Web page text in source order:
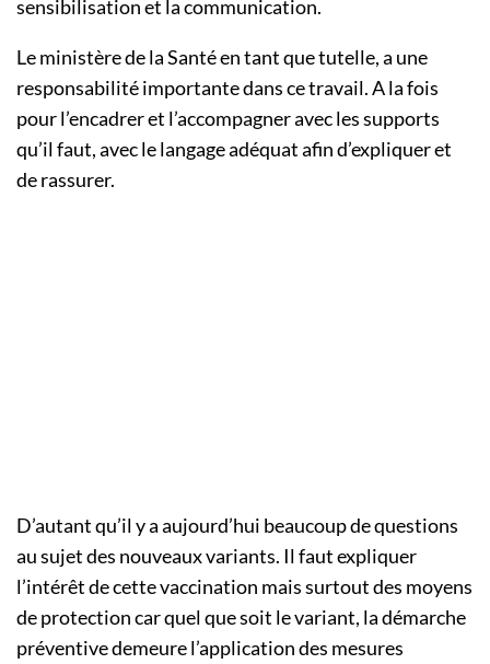
sensibilisation et la communication.
Le ministère de la Santé en tant que tutelle, a une
responsabilité importante dans ce travail. A la fois
pour l’encadrer et l’accompagner avec les supports
qu’il faut, avec le langage adéquat afin d’expliquer et
de rassurer.
D’autant qu’il y a aujourd’hui beaucoup de questions
au sujet des nouveaux variants. Il faut expliquer
l’intérêt de cette vaccination mais surtout des moyens
de protection car quel que soit le variant, la démarche
préventive demeure l’application des mesures